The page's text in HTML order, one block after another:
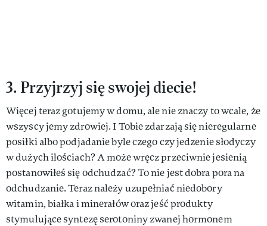
3. Przyjrzyj się swojej diecie!
Więcej teraz gotujemy w domu, ale nie znaczy to wcale, że
wszyscy jemy zdrowiej. I Tobie zdarzają się nieregularne
posiłki albo podjadanie byle czego czy jedzenie słodyczy
w dużych ilościach? A może wręcz przeciwnie jesienią
postanowiłeś się odchudzać? To nie jest dobra pora na
odchudzanie. Teraz należy uzupełniać niedobory
witamin, białka i minerałów oraz jeść produkty
stymulujące syntezę serotoniny zwanej hormonem